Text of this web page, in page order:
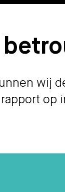
wij
op